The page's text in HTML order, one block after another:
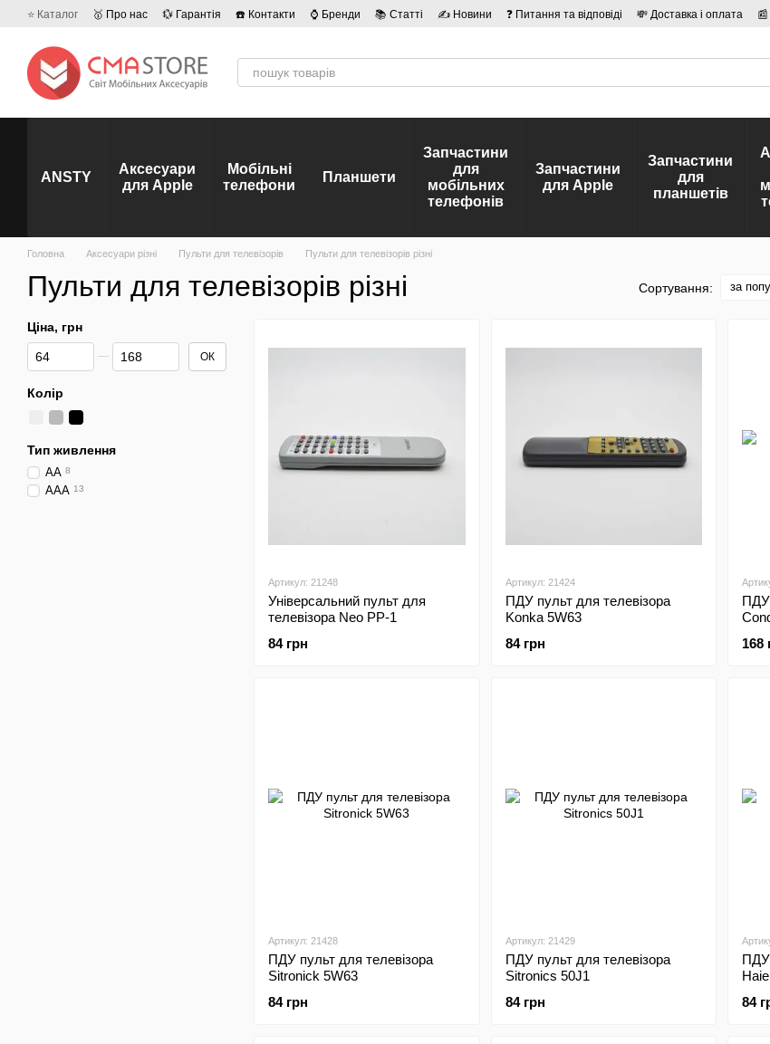
Перейти до основного контенту
⭐ Каталог 🥇 Про нас 💱 Гарантія ☎️ Контакти ⌚ Бренди 📚 Статті ✍ Новини ❓ Питання та відповіді 💸 Доставка і оплата
ANSTY
Аксесуари
для Apple
Мобільні
телефони
Планшети
Запчастини
для
мобільних
телефонів
Запчастини
для Apple
Запчастини
для
планшетів
Головна Аксесуари різні Пульти для телевізорів Пульти для телевізорів різні
Пульти для телевізорів різні Сортування: за
Артикул: 21248
Універсальний пульт для
телевізора Neo PP-1
84 грн
Артикул: 21424
ПДУ пульт для телевізора
Konka 5W63
84 грн
ПДУ
168
Артикул: 21428
ПДУ пульт для телевізора
Sitronick 5W63
84 грн
Артикул: 21429
ПДУ пульт для телевізора
Sitronics 50J1
84 грн
ПДУ
84
Ціна, грн
Від Ціна, грн
До Ціна, грн ОК
Колір
Тип живлення
AA 8
AAA 13